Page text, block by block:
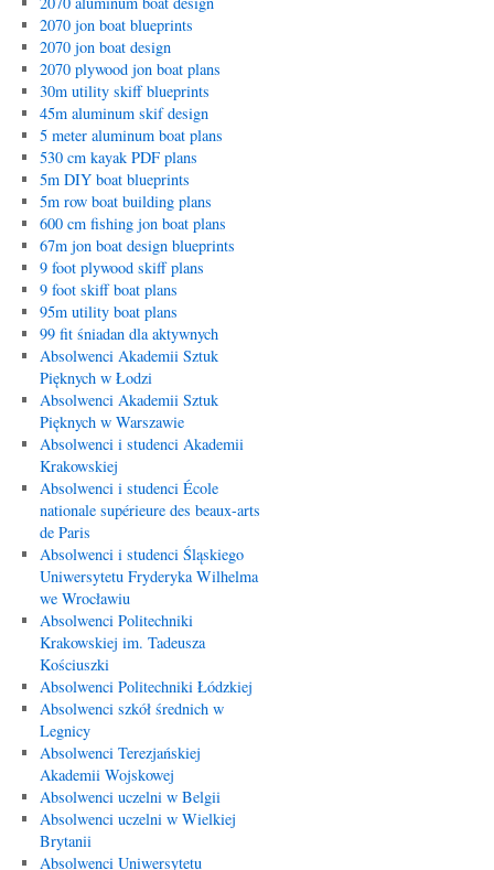
2070 jon boat blueprints
2070 jon boat design
2070 plywood jon boat plans
30m utility skiff blueprints
45m aluminum skif design
5 meter aluminum boat plans
530 cm kayak PDF plans
5m DIY boat blueprints
5m row boat building plans
600 cm fishing jon boat plans
67m jon boat design blueprints
9 foot plywood skiff plans
9 foot skiff boat plans
95m utility boat plans
99 fit śniadan dla aktywnych
Absolwenci Akademii Sztuk
Pięknych w Łodzi
Absolwenci Akademii Sztuk
Pięknych w Warszawie
Absolwenci i studenci Akademii
Krakowskiej
Absolwenci i studenci École
nationale supérieure des beaux-arts
de Paris
Absolwenci i studenci Śląskiego
Uniwersytetu Fryderyka Wilhelma
we Wrocławiu
Absolwenci Politechniki
Krakowskiej im. Tadeusza
Kościuszki
Absolwenci Politechniki Łódzkiej
Absolwenci szkół średnich w
Legnicy
Absolwenci Terezjańskiej
Akademii Wojskowej
Absolwenci uczelni w Belgii
Absolwenci uczelni w Wielkiej
Brytanii
Absolwenci Uniwersytetu